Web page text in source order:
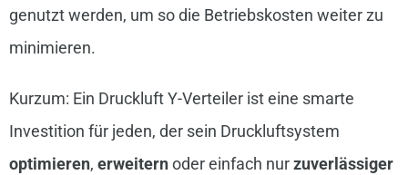
genutzt werden, um so die Betriebskosten weiter zu
minimieren.
Kurzum: Ein Druckluft Y-Verteiler ist eine smarte
Investition für jeden, der sein Druckluftsystem
optimieren, erweiternoder einfach nurzuverlässiger